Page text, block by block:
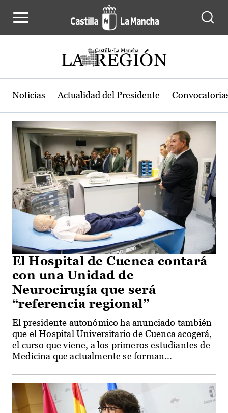
Actualidad de la región de Castilla-
Noticias Actualidad del Presidente
El Hospital de Cuenca contará
con una Unidad de
Neurocirugía que será
“referencia regional”
El presidente autonómico ha anunciado también
que el Hospital Universitario de Cuenca acogerá,
el curso que viene, a los primeros estudiantes de
Medicina que actualmente se forman...